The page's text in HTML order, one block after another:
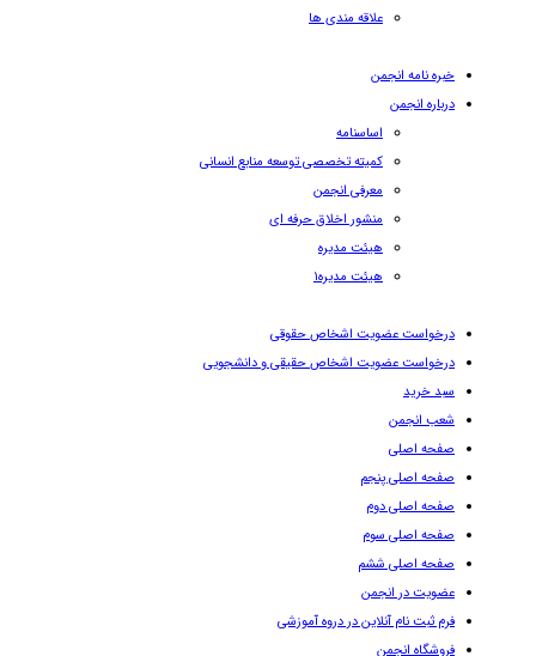
علاقه مندی ها
خبره نامه انجمن
درباره انجمن
اساسنامه
کمیته تخصصی توسعه منابع انسانی
معرفی انجمن
منشور اخلاق حرفه ای
هیئت مدیره
هیئت مدیره۱
درخواست عضویت اشخاص حقوقی
درخواست عضویت اشخاص حقیقی و دانشجویی
سبد خرید
شعب انجمن
صفحه اصلی
صفحه اصلی پنجم
صفحه اصلی دوم
صفحه اصلی سوم
صفحه اصلی ششم
عضویت در انجمن
فرم ثبت نام آنلاین در دروه آموزشی
فروشگاه انجمن